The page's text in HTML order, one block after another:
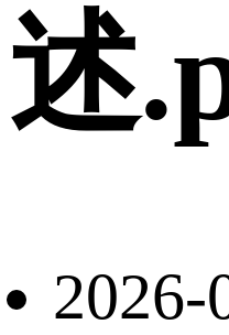
述
2026-